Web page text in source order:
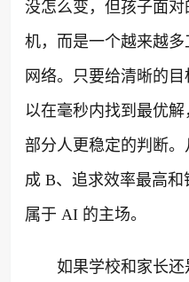
没怎么变，但孩子面
机，而是一个越来越
网络。只要给清晰的
以在毫秒内找到最优
部分人更稳定的判断
成 B、追求效率最高
属于 AI 的主场。
如果学校和家长